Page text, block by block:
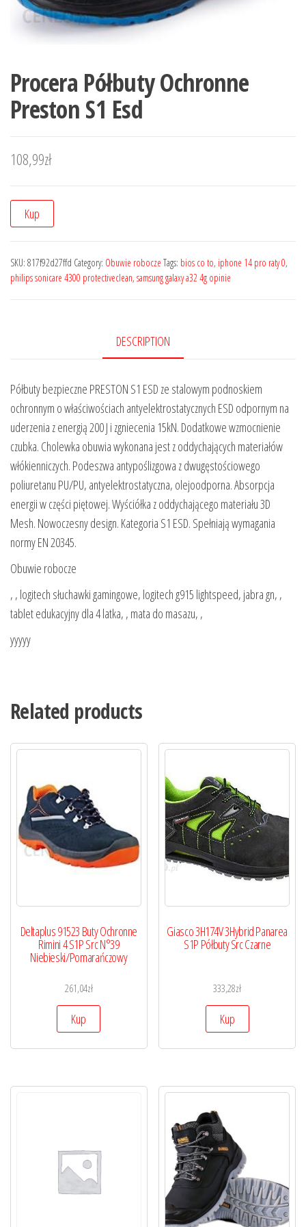
Procera Półbuty Ochronne
Preston S1 Esd
108,99zł
Kup
SKU: 817f92d27ffd Category: Obuwie robocze Tags: bios co to, iphone 14 pro raty 0,
philips sonicare 4300 protectiveclean, samsung galaxy a32 4g opinie
DESCRIPTION
Półbuty bezpieczne PRESTON S1 ESD ze stalowym podnoskiem
ochronnym o właściwościach antyelektrostatycznych ESD odpornym na
uderzenia z energią 200 J i zgniecenia 15kN. Dodatkowe wzmocnienie
czubka. Cholewka obuwia wykonana jest z oddychających materiałów
włókienniczych. Podeszwa antypoślizgowa z dwugęstościowego
poliuretanu PU/PU, antyelektrostatyczna, olejoodporna. Absorpcja
energii w części piętowej. Wyściółka z oddychającego materiału 3D
Mesh. Nowoczesny design. Kategoria S1 ESD. Spełniają wymagania
normy EN 20345.
Obuwie robocze
, , logitech słuchawki gamingowe, logitech g915 lightspeed, jabra gn, ,
tablet edukacyjny dla 4 latka, , mata do masazu, ,
yyyyy
Related products
Deltaplus 91523 Buty Ochronne
Rimini 4 S1P Src N°39
Niebieski/Pomarańczowy
261,04zł
Kup
Giasco 3H174V 3Hybrid Panarea
S1P Półbuty Src Czarne
333,28zł
Kup